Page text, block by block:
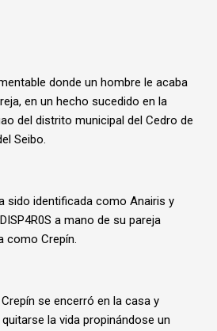
donde un hombre le acaba
en un hecho sucedido en la
del distrito municipal del Cedro de
Seibo.
sido identificada como Anairis y
a mano de su pareja
como Crepín.
se encerró en la casa y
la vida propinándose un